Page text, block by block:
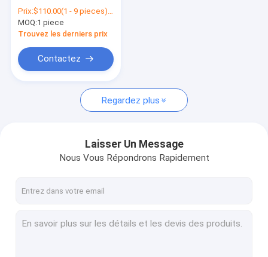
ac inverter water
pump solar inverter
Prix:$110.00(1 - 9 pieces) $107.00(10 - 49 pieces) $102.00(>=50 pieces)
MOQ:1 piece
Trouvez les derniers prix
Contactez
Regardez plus
Laisser Un Message
Nous Vous Répondrons Rapidement